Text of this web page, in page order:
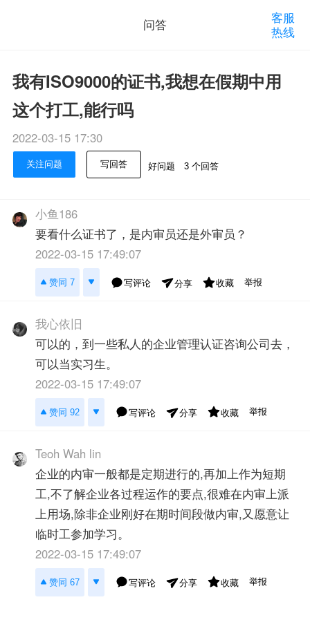
问答
客服
热线
我有ISO9000的证书,我想在假期中用
这个打工,能行吗
2022-03-15 17:30
关注问题 写回答 好问题 3 个回答
小鱼186
要看什么证书了，是内审员还是外审员？
2022-03-15 17:49:07
赞同 7 写评论 分享 收藏 举报
我心依旧
可以的，到一些私人的企业管理认证咨询公司去，
可以当实习生。
2022-03-15 17:49:07
赞同 92 写评论 分享 收藏 举报
Teoh Wah lin
企业的内审一般都是定期进行的,再加上作为短期
工,不了解企业各过程运作的要点,很难在内审上派
上用场,除非企业刚好在期时间段做内审,又愿意让
临时工参加学习。
2022-03-15 17:49:07
赞同 67 写评论 分享 收藏 举报